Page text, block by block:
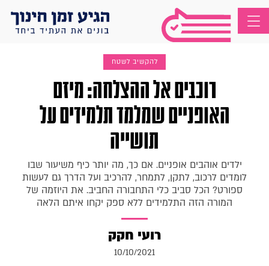
להקשיב לשטח
רוכבים אל ההצלחה: מיזם
האופניים שמלמד תלמידים על
תושייה
ילדים אוהבים אופניים. אם כך, מה יותר כיף משיעור שבו
לומדים לרכוב, לתקן, לתמחר, להרכיב ועל הדרך גם לעשות
ספורט? הכל סביב כלי התחבורה החביב. את היוזמה של
המורה הזה התלמידים ללא ספק יקחו איתם הלאה
רועי חקק
10/10/2021